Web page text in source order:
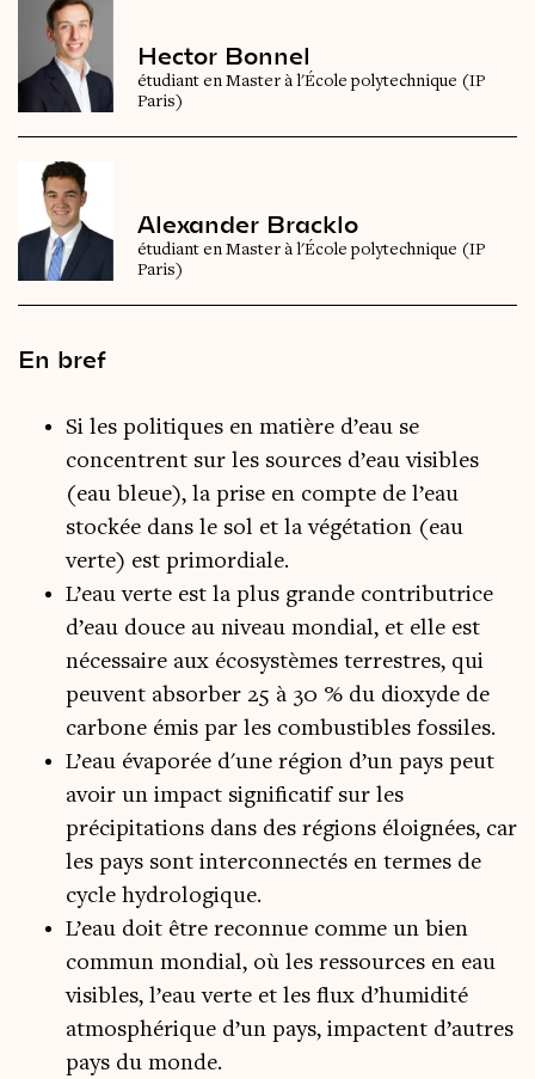
Hector Bonnel
étudiant en Master à l'École polytechnique (IP
Paris)
Alexander Bracklo
étudiant en Master à l'École polytechnique (IP
Paris)
En bref
Si les politiques en matière d’eau se
concentrent sur les sources d’eau visibles
(eau bleue), la prise en compte de l’eau
stockée dans le sol et la végétation (eau
verte) est primordiale.
L’eau verte est la plus grande contributrice
d’eau douce au niveau mondial, et elle est
nécessaire aux écosystèmes terrestres, qui
peuvent absorber 25 à 30 % du dioxyde de
carbone émis par les combustibles fossiles.
L’eau évaporée d'une région d’un pays peut
avoir un impact significatif sur les
précipitations dans des régions éloignées, car
les pays sont interconnectés en termes de
cycle hydrologique.
L’eau doit être reconnue comme un bien
commun mondial, où les ressources en eau
visibles, l’eau verte et les flux d’humidité
atmosphérique d’un pays, impactent d’autres
pays du monde.